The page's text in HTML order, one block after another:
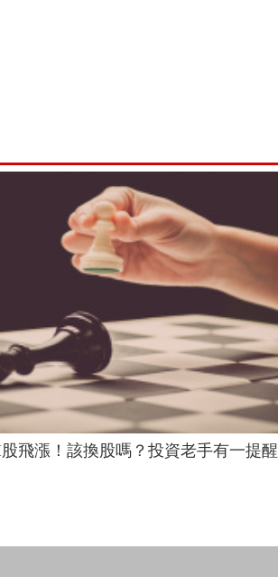
飛漲！該換股嗎？投資老手有一提醒